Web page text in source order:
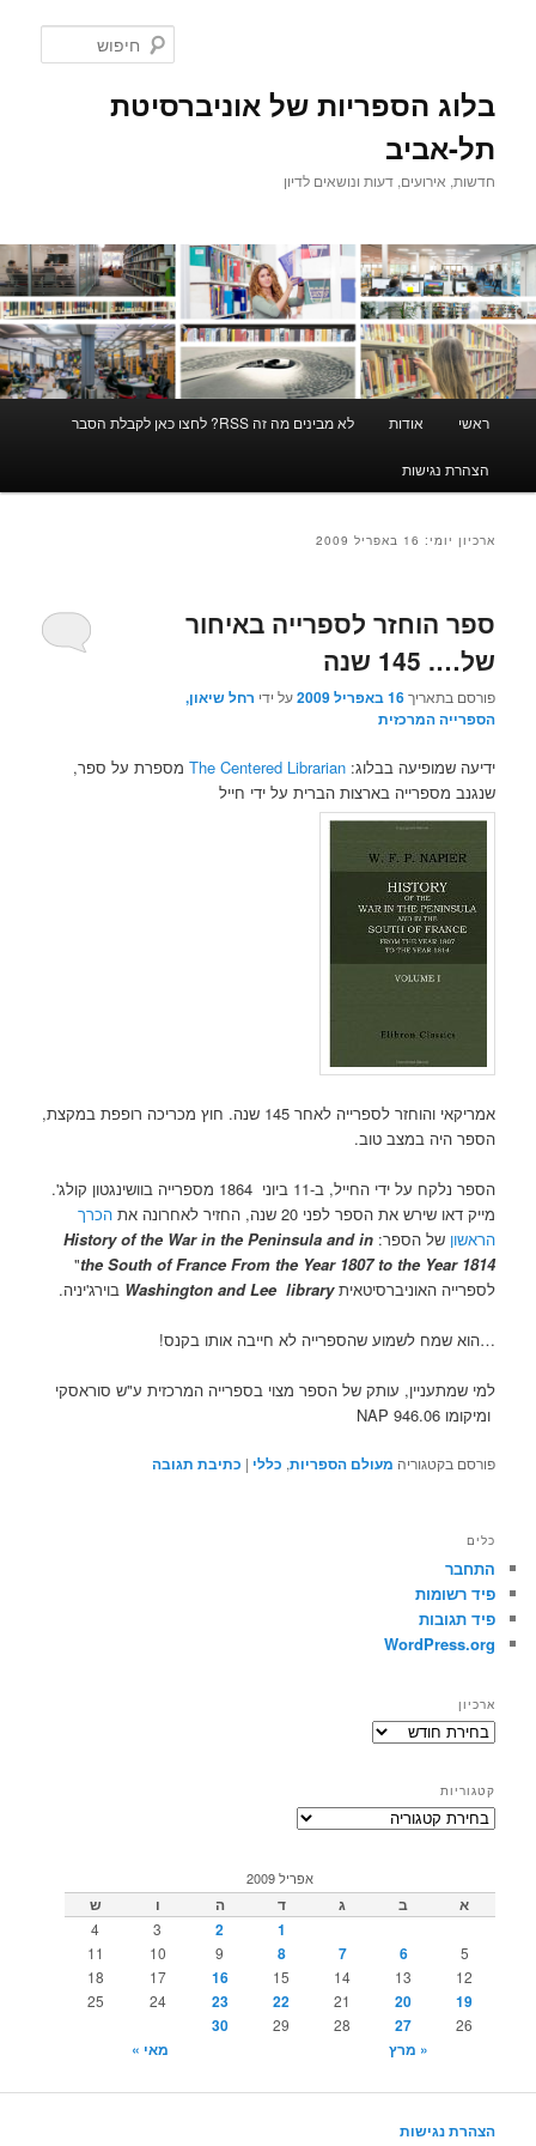
בלוג הספריות של אוניברסיטת
תל-אביב
חדשות, אירועים, דעות ונושאים לדיון
ראשי אודות לא מבינים מה זה RSS? לחצו כאן לקבלת הסבר
הצהרת נגישות
ארכיון יומי: 16 באפריל 2009
ספר הוחזר לספרייה באיחור
של…. 145 שנה
פורסם בתאריך16 באפריל 2009 על ידי רחל שיאון,
הספרייה המרכזית
ידיעה שמופיעה בבלוג:The Centered Librarian מספרת על ספר,
שנגנב מספרייה בארצות הברית על ידי חייל
אמריקאי והוחזר לספרייה לאחר 145 שנה. חוץ מכריכה רופפת במקצת,
הספר היה במצב טוב.
הספר נלקח על ידי החייל, ב-11 ביוני 1864 מספרייה בוושינגטון קולג'.
מייק דאו שירש את הספר לפני 20 שנה, החזיר לאחרונה את
הכרך
הראשוןשל הספר:History of the War in the Peninsula and in
the South of France From the Year 1807 to the Year 1814
"
לספרייה האוניברסיטאיתWashington and Lee library בוירג'יניה.
…הוא שמח לשמוע שהספרייה לא חייבה אותו בקנס!
למי שמתעניין, עותק של הספר מצוי בספרייה המרכזית ע"ש סוראסקי
ומיקומו 946.06 NAP
פורסם בקטגוריה מעולם הספריות, כללי | כתיבת תגובה
כלים
התחבר
פיד רשומות
פיד תגובות
WordPress.org
ארכיון
ארכיון
קטגוריות
קטגוריות
אפריל 2009
א ב ג ד ה ו
ש
1
2
3
4
5
6
7
8
9
10
11
12
13
14
15
16
17
18
19
20
21
22
23
24
25
26
27
28
29
30
« מרץ
מאי »
הצהרת נגישות